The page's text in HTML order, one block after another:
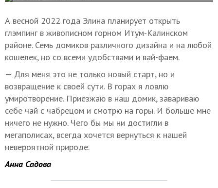
А весной 2022 года Элина планирует открыть
глэмпинг в живописном горном Итум-Калинском
районе. Семь домиков различного дизайна и на любой
кошелек, но со всеми удобствами и вай-фаем.
— Для меня это не только новый старт, но и
возвращение к своей сути. В горах я ловлю
умиротворение. Приезжаю в наш домик, завариваю
себе чай с чабрецом и смотрю на горы. И больше мне
ничего не нужно. Чего бы мы ни достигли в
мегаполисах, всегда хочется вернуться к нашей
невероятной природе.
Анна Садова